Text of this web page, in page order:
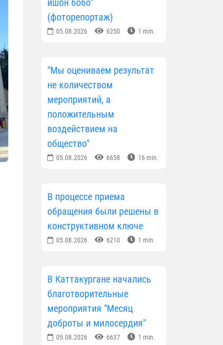
ишон бобо"
(фоторепортаж)
05.08.2026 6250 1 min.
"Мы оцениваем результат
не количеством
мероприятий, а
положительным
воздействием на
общество"
05.08.2026 6658 16 min.
В процессе приема
обращения были решены в
конструктивном ключе
05.08.2026 6210 1 min.
В Каттакургане начались
благотворительные
мероприятия "Месяц
доброты и милосердия"
05.08.2026 6637 1 min.